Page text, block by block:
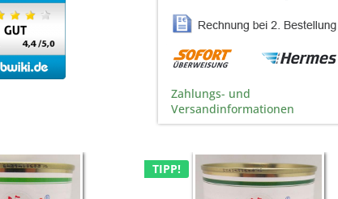
Zahlungs- und
Versandinformationen
TIPP!